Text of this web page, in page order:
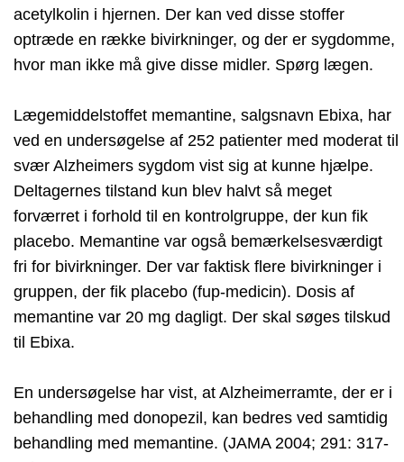
acetylkolin i hjernen. Der kan ved disse stoffer
optræde en række bivirkninger, og der er sygdomme,
hvor man ikke må give disse midler. Spørg lægen.
Lægemiddelstoffet memantine, salgsnavn Ebixa, har
ved en undersøgelse af 252 patienter med moderat til
svær Alzheimers sygdom vist sig at kunne hjælpe.
Deltagernes tilstand kun blev halvt så meget
forværret i forhold til en kontrolgruppe, der kun fik
placebo. Memantine var også bemærkelsesværdigt
fri for bivirkninger. Der var faktisk flere bivirkninger i
gruppen, der fik placebo (fup-medicin). Dosis af
memantine var 20 mg dagligt. Der skal søges tilskud
til Ebixa.
En undersøgelse har vist, at Alzheimerramte, der er i
behandling med donopezil, kan bedres ved samtidig
behandling med memantine. (JAMA 2004; 291: 317-